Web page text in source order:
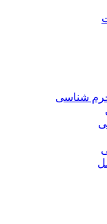
شناسی